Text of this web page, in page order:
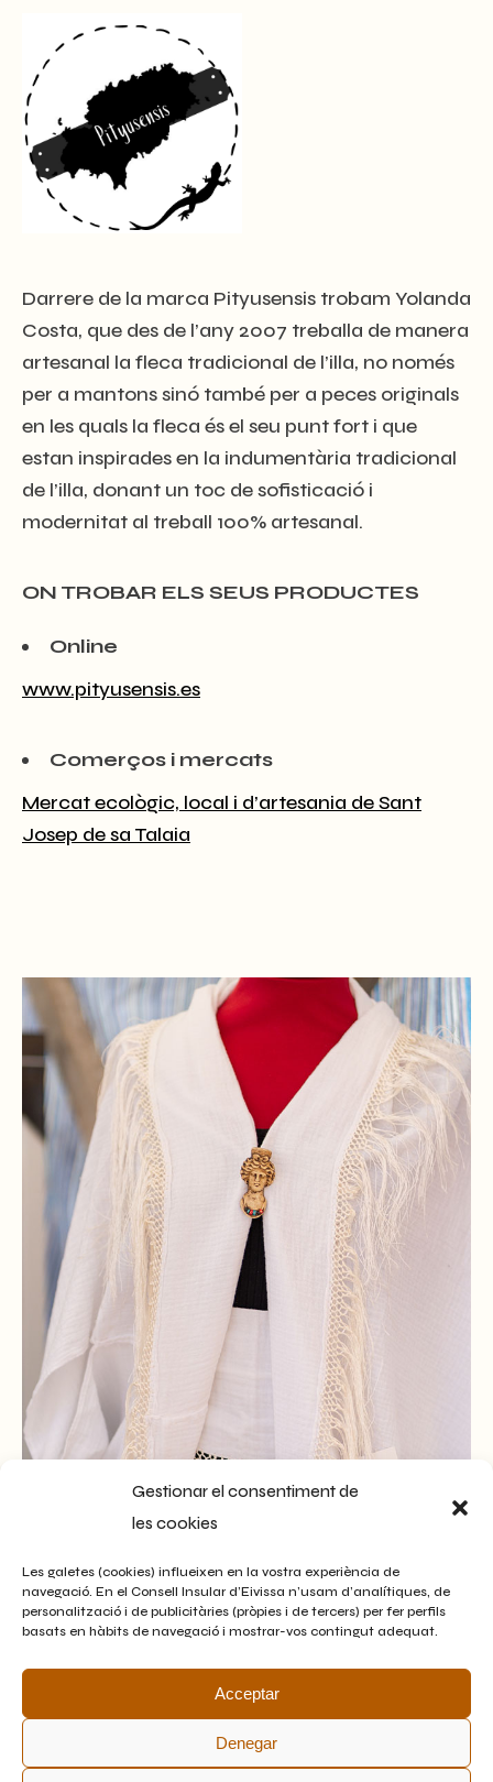
Gestionar el consentiment de
les cookies
Les galetes (cookies) influeixen en la vostra experiència de
navegació. En el Consell Insular d’Eivissa n’usam d’analítiques, de
personalització i de publicitàries (pròpies i de tercers) per fer perfils
basats en hàbits de navegació i mostrar-vos contingut adequat.
Acceptar
Denegar
Darrere de la marca Pityusensis trobam Yolanda
Costa, que des de l’any 2007 treballa de manera
artesanal la fleca tradicional de l’illa, no només
per a mantons sinó també per a peces originals
en les quals la fleca és el seu punt fort i que
estan inspirades en la indumentària tradicional
de l’illa, donant un toc de sofisticació i
modernitat al treball 100% artesanal.
ON TROBAR ELS SEUS PRODUCTES
Online
www.pityusensis.es
Comerços i mercats
Mercat ecològic, local i d’artesania de Sant
Josep de sa Talaia